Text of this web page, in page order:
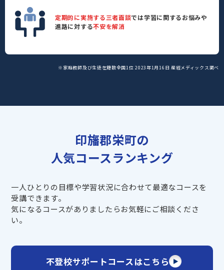
定期的に実施する三者面談では学習に関するお悩みや
進路に対する不安を解消
※家庭教師及び生徒在籍数全国1位 2023年1月16日 産經メディックス調べ
印旛郡栄町の
人気コースランキング
一人ひとりの目標や学習状況に合わせて最適なコースを
受講できます。
気になるコースがありましたらお気軽にご相談くださ
い。
不登校サポートコースはこちら